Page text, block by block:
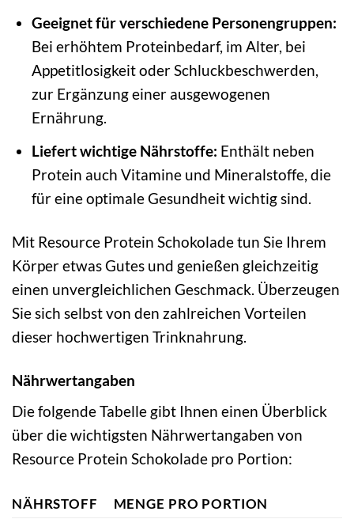
Geeignet für verschiedene Personengruppen:
Bei erhöhtem Proteinbedarf, im Alter, bei
Appetitlosigkeit oder Schluckbeschwerden,
zur Ergänzung einer ausgewogenen
Ernährung.
Liefert wichtige Nährstoffe: Enthält neben
Protein auch Vitamine und Mineralstoffe, die
für eine optimale Gesundheit wichtig sind.
Mit Resource Protein Schokolade tun Sie Ihrem
Körper etwas Gutes und genießen gleichzeitig
einen unvergleichlichen Geschmack. Überzeugen
Sie sich selbst von den zahlreichen Vorteilen
dieser hochwertigen Trinknahrung.
Nährwertangaben
Die folgende Tabelle gibt Ihnen einen Überblick
über die wichtigsten Nährwertangaben von
Resource Protein Schokolade pro Portion:
NÄHRSTOFF MENGE PRO PORTION